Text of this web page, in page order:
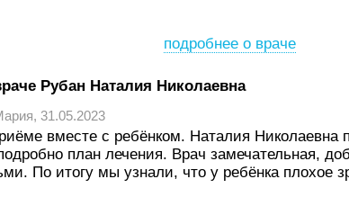
подробнее о враче
Рубан Наталия Николаевна
31.05.2023
вместе с ребёнком. Наталия Николаевна
план лечения. Врач замечательная,
По итогу мы узнали, что у ребёнка плохое